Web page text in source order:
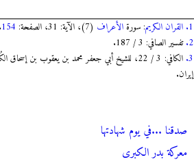
1. القران الكريم: سورةالأعراف (7)، الآية: 31، الصفحة: 154
.
2. تفسير الصافي: 3 / 187.
3.
إيران.
صدقنا ...في يوم شهادتها
معركة بدر الكبرى